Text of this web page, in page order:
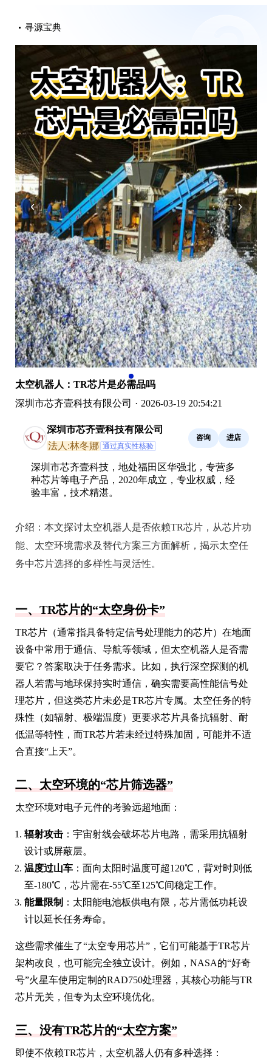
寻源宝典
‹ ›
太空机器人：TR芯片是必需品吗
深圳市芯齐壹科技有限公司 · 2026-03-19 20:54:21
深圳市芯齐壹科技有限公司
法人:林冬娜 通过真实性核验
咨询 进店
深圳市芯齐壹科技，地处福田区华强北，专营多
种芯片等电子产品，2020年成立，专业权威，经
验丰富，技术精湛。
介绍： 本文探讨太空机器人是否依赖TR芯片，从芯片功
能、太空环境需求及替代方案三方面解析，揭示太空任
务中芯片选择的多样性与灵活性。
一、TR芯片的“太空身份卡”
TR芯片（通常指具备特定信号处理能力的芯片）在地面
设备中常用于通信、导航等领域，但太空机器人是否需
要它？答案取决于任务需求。比如，执行深空探测的机
器人若需与地球保持实时通信，确实需要高性能信号处
理芯片，但这类芯片未必是TR芯片专属。太空任务的特
殊性（如辐射、极端温度）更要求芯片具备抗辐射、耐
低温等特性，而TR芯片若未经过特殊加固，可能并不适
合直接“上天”。
二、太空环境的“芯片筛选器”
太空环境对电子元件的考验远超地面：
辐射攻击 ：宇宙射线会破坏芯片电路，需采用抗辐射
设计或屏蔽层。
温度过山车 ：面向太阳时温度可超120℃，背对时则低
至-180℃，芯片需在-55℃至125℃间稳定工作。
能量限制 ：太阳能电池板供电有限，芯片需低功耗设
计以延长任务寿命。
这些需求催生了“太空专用芯片”，它们可能基于TR芯片
架构改良，也可能完全独立设计。例如，NASA的“好奇
号”火星车使用定制的RAD750处理器，其核心功能与TR
芯片无关，但专为太空环境优化。
三、没有TR芯片的“太空方案”
即使不依赖TR芯片，太空机器人仍有多种选择：